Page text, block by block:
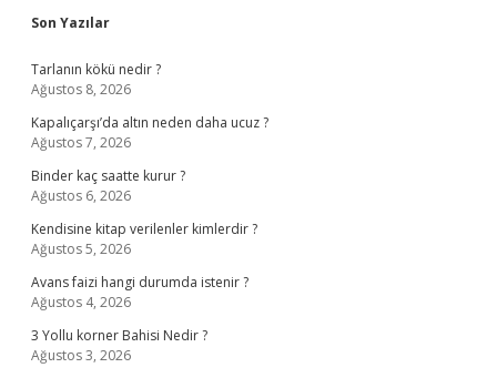
Sidebar
Son Yazılar
Tarlanın kökü nedir ?
Ağustos 8, 2026
Kapalıçarşı’da altın neden daha ucuz ?
Ağustos 7, 2026
Binder kaç saatte kurur ?
Ağustos 6, 2026
Kendisine kitap verilenler kimlerdir ?
Ağustos 5, 2026
Avans faizi hangi durumda istenir ?
Ağustos 4, 2026
3 Yollu korner Bahisi Nedir ?
Ağustos 3, 2026